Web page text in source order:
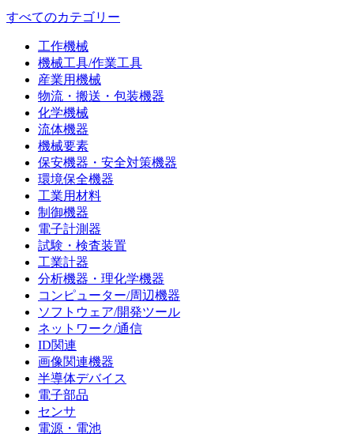
すべてのカテゴリー
工作機械
機械工具/作業工具
産業用機械
物流・搬送・包装機器
化学機械
流体機器
機械要素
保安機器・安全対策機器
環境保全機器
工業用材料
制御機器
電子計測器
試験・検査装置
工業計器
分析機器・理化学機器
コンピューター/周辺機器
ソフトウェア/開発ツール
ネットワーク/通信
ID関連
画像関連機器
半導体デバイス
電子部品
センサ
電源・電池